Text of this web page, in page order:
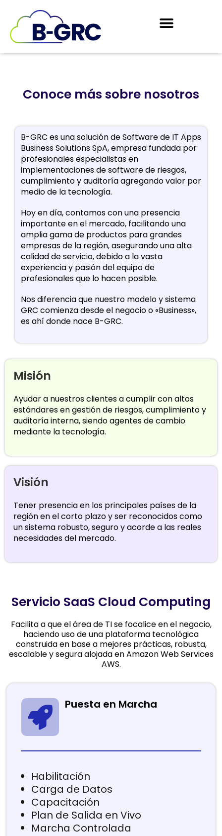
Conoce más sobre nosotros
B-GRC es una solución de Software de IT Apps
Business Solutions SpA, empresa fundada por
profesionales especialistas en
implementaciones de software de riesgos,
cumplimiento y auditoría agregando valor por
medio de la tecnología.
Hoy en día, contamos con una presencia
importante en el mercado, facilitando una
amplia gama de productos para grandes
empresas de la región, asegurando una alta
calidad de servicio, debido a la vasta
experiencia y pasión del equipo de
profesionales que lo hacen posible.
Nos diferencia que nuestro modelo y sistema
GRC comienza desde el negocio o «Business»,
es ahí donde nace B-GRC.
Misión
Ayudar a nuestros clientes a cumplir con altos
estándares en gestión de riesgos, cumplimiento y
auditoría interna, siendo agentes de cambio
mediante la tecnología.
Visión
Tener presencia en los principales países de la
región en el corto plazo y ser reconocidos como
un sistema robusto, seguro y acorde a las reales
necesidades del mercado.
Servicio SaaS Cloud Computing
Facilita a que el área de TI se focalice en el negocio,
haciendo uso de una plataforma tecnológica
construida en base a mejores prácticas, robusta,
escalable y segura alojada en Amazon Web Services
AWS.
Puesta en Marcha
Habilitación
Carga de Datos
Capacitación
Plan de Salida en Vivo
Marcha Controlada